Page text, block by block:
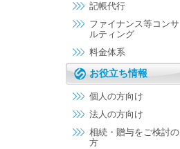
記帳代行
ファイナンス等コンサ
ルティング
料金体系
お役立ち情報
個人の方向け
法人の方向け
相続・贈与をご検討の
方